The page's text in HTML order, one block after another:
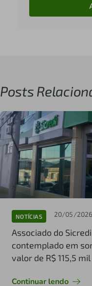
Posts
NOTÍCIAS 20/05/2026
Associado do
contemplado em
valor de R$ 115,5 mil
Continuar lendo